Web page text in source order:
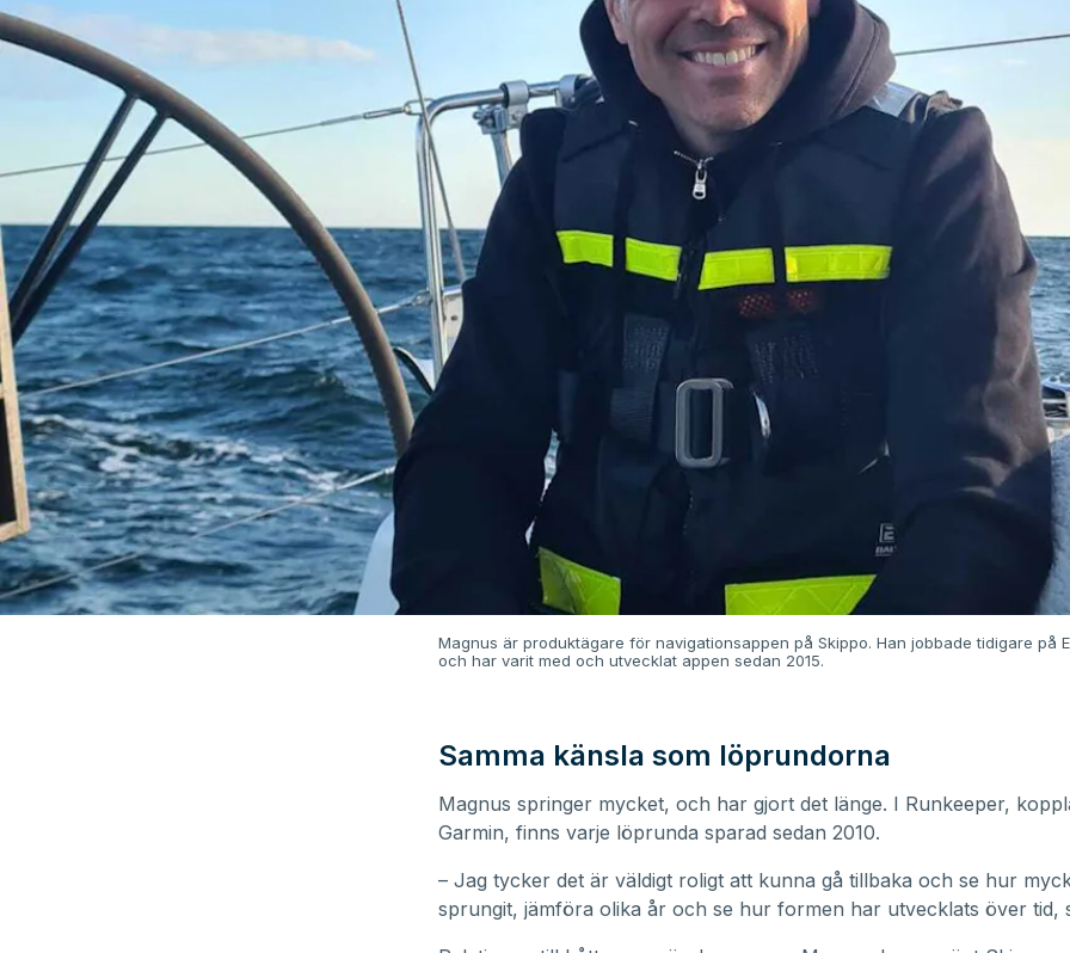
Magnus är produktägare för navigationsappen på Skippo. Han jobbade tidigare på
och har varit med och utvecklat appen sedan 2015.
Samma känsla som löprundorna
Magnus springer mycket, och har gjort det länge. I Runkeeper,
Garmin, finns varje löprunda sparad sedan 2010.
– Jag tycker det är väldigt roligt att kunna gå tillbaka och se hur
sprungit, jämföra olika år och se hur formen har utvecklats över tid,